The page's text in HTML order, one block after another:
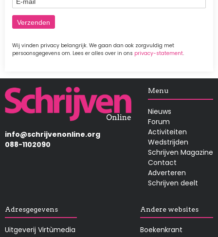
Wij vinden privacy belangrijk. We gaan dan ook zorgvuldig met
persoonsgegevens om. Lees er alles over in ons privacy-statement.
Afbeelding
info@schrijvenonline.org
088-1102090
Menu
Nieuws
Forum
Activiteiten
Wedstrijden
Schrijven Magazine
Contact
Adverteren
Schrijven deelt
Adresgegevens
Uitgeverij Virtùmedia
Andere websites
Boekenkrant